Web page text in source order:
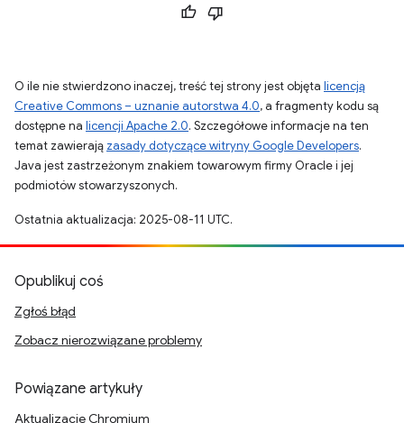
O ile nie stwierdzono inaczej, treść tej strony jest objęta licencją
Creative Commons – uznanie autorstwa 4.0, a fragmenty kodu są
dostępne na licencji Apache 2.0. Szczegółowe informacje na ten
temat zawierają zasady dotyczące witryny Google Developers.
Java jest zastrzeżonym znakiem towarowym firmy Oracle i jej
podmiotów stowarzyszonych.
Ostatnia aktualizacja: 2025-08-11 UTC.
Opublikuj coś
Zgłoś błąd
Zobacz nierozwiązane problemy
Powiązane artykuły
Aktualizacje Chromium